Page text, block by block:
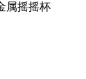
属摇摇杯